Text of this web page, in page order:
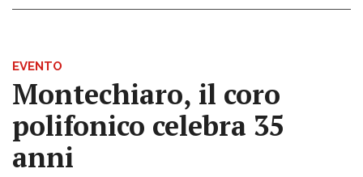
EVENTO
Montechiaro, il coro
polifonico celebra 35
anni